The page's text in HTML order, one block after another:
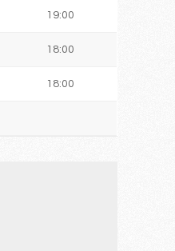
19:00
18:00
18:00